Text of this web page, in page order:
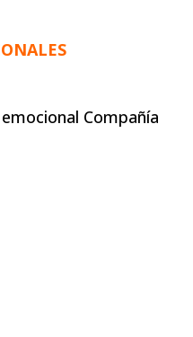
Compañía